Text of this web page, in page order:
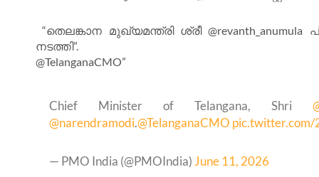
“തെലങ്കാന മുഖ്യമന്ത്രി ശ്രീ @revanth_anumula
നടത്തി”.
@TelanganaCMO”
Chief Minister of Telangana, Shri
@narendramodi.@TelanganaCMO pic.twitter.com/
— PMO India (@PMOIndia)June 11, 2026